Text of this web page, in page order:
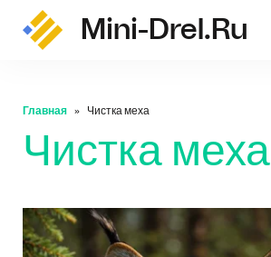
Mini-Drel.ru
Главная Чистка меха
Чистка меха